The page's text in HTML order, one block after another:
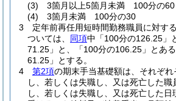
(3)
3箇月以上5箇月未満 100分の60
(4)
3箇月未満 100分の30
3
定年前再任用短時間勤務職員に対する
ついては、 同項中「100分の126.25」
71.25」と、「100分の106.25」とあ
61.25」とする。
4
第2項の期末手当基礎額は、それぞ
し、若しくは失職し、又は死亡した
し、若しくは失職し、又は死亡した日